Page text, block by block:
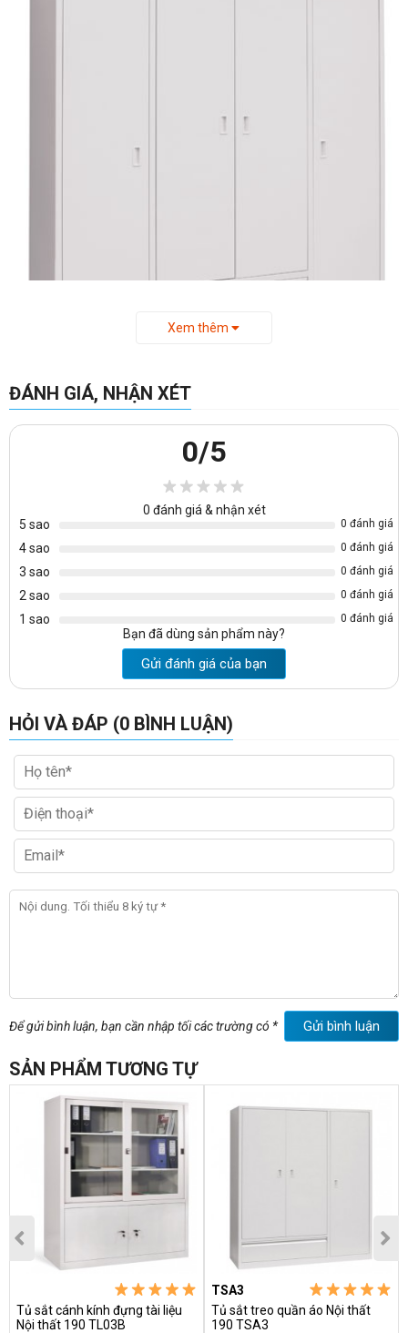
: 12 tháng kể từ ngày lắp đặt
Tủ quần áo gia đình bằng sắt được làm từ sắt sơn tĩnh điện
màu kem có thiết kế 3 khoang: khoang ở giữa 2 cánh mở
không khóa, 2 khoang bên cạnh là 1 cánh mở không khóa. 3
Khoang đều có 1 đợt và 1 suốt áo, khoang bên phải có hộc
phụ có khóa.
Kích thước tủ sắt đựng quần áo gia đình:
Rộng: 1800mm
Sâu: 500mm.
Xem thêm
ĐÁNH GIÁ, NHẬN XÉT
0/5
0 đánh giá & nhận xét
5 sao
0 đánh giá
4 sao 0 đánh giá
3 sao 0 đánh giá
2 sao 0 đánh giá
1 sao 0 đánh giá
Bạn đã dùng sản phẩm này?
Gửi đánh giá của bạn
HỎI VÀ ĐÁP (0 BÌNH LUẬN)
Để gửi bình luận, bạn cần nhập tối các trường có * Gửi bình luận
SẢN PHẨM TƯƠNG TỰ
Tủ sắt cánh kính đựng tài liệu
Nội thất 190 TL03B
TSA3
Tủ sắt treo quần áo Nội thất
190 TSA3